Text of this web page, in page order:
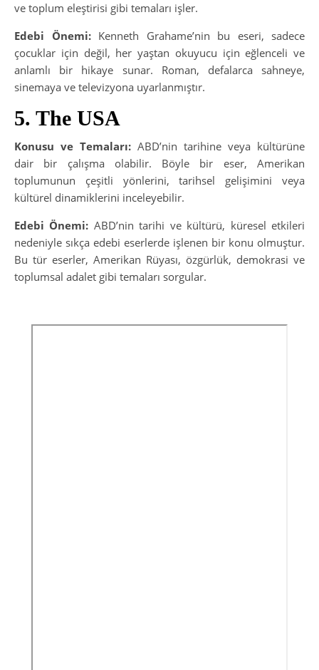
ve toplum eleştirisi gibi temaları işler.
Edebi Önemi:Kenneth Grahame’nin bu eseri, sadece
çocuklar için değil, her yaştan okuyucu için eğlenceli ve
anlamlı bir hikaye sunar. Roman, defalarca sahneye,
sinemaya ve televizyona uyarlanmıştır.
5. The USA
Konusu ve Temaları: ABD’nin tarihine veya kültürüne
dair bir çalışma olabilir. Böyle bir eser, Amerikan
toplumunun çeşitli yönlerini, tarihsel gelişimini veya
kültürel dinamiklerini inceleyebilir.
Edebi Önemi: ABD’nin tarihi ve kültürü, küresel etkileri
nedeniyle sıkça edebi eserlerde işlenen bir konu olmuştur.
Bu tür eserler, Amerikan Rüyası, özgürlük, demokrasi ve
toplumsal adalet gibi temaları sorgular.